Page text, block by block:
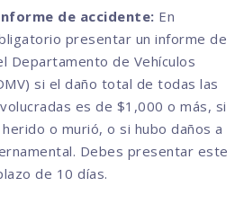
de accidente: En
presentar un informe de
Departamento de Vehículos
si el daño total de todas las
es de $1,000 o más, si
o murió, o si hubo daños a
Debes presentar este
de 10 días.